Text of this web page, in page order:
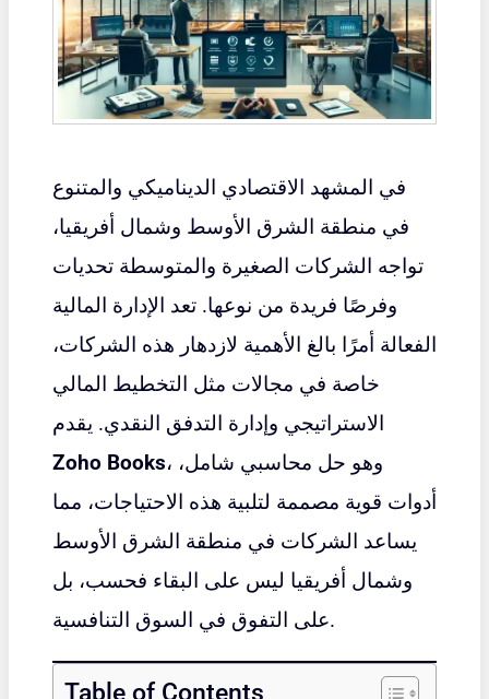
في المشهد الاقتصادي الديناميكي والمتنوع
في منطقة الشرق الأوسط وشمال أفريقيا،
تواجه الشركات الصغيرة والمتوسطة تحديات
وفرصًا فريدة من نوعها. تعد الإدارة المالية
الفعالة أمرًا بالغ الأهمية لازدهار هذه الشركات،
خاصة في مجالات مثل التخطيط المالي
الاستراتيجي وإدارة التدفق النقدي. يقدم
Zoho Books، وهو حل محاسبي شامل،
أدوات قوية مصممة لتلبية هذه الاحتياجات، مما
يساعد الشركات في منطقة الشرق الأوسط
وشمال أفريقيا ليس على البقاء فحسب، بل
على التفوق في السوق التنافسية.
Table of Contents